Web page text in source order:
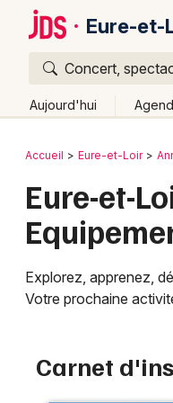
Eure-et-
Concert,
Aujourd'hui
Publier un
Grands événements
Activité &
Foires & salons
Bordeaux
Colmar
Lyon
Mulhouse
Retour
Accueil Eure-et-Loir
Eure-et-
Explorez, apprenez,
Votre prochaine
Carnet
Quoi ?
Où ?
Changer de lieu
Quand ?